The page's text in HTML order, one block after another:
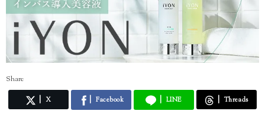
Share
X Facebook LINE Threads